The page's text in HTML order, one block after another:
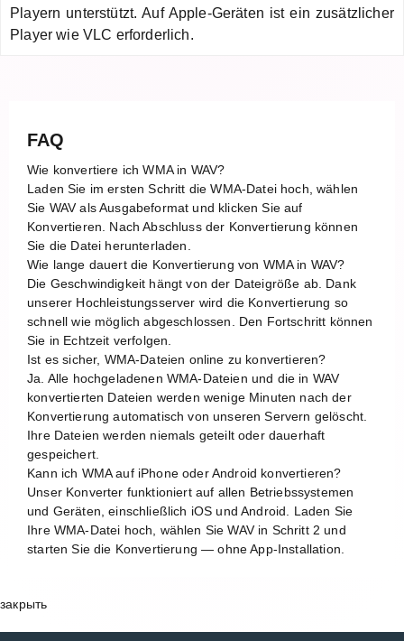
Playern unterstützt. Auf Apple-Geräten ist ein zusätzlicher
Player wie VLC erforderlich.
FAQ
Wie konvertiere ich WMA in WAV?
Laden Sie im ersten Schritt die WMA-Datei hoch, wählen
Sie WAV als Ausgabeformat und klicken Sie auf
Konvertieren. Nach Abschluss der Konvertierung können
Sie die Datei herunterladen.
Wie lange dauert die Konvertierung von WMA in WAV?
Die Geschwindigkeit hängt von der Dateigröße ab. Dank
unserer Hochleistungsserver wird die Konvertierung so
schnell wie möglich abgeschlossen. Den Fortschritt können
Sie in Echtzeit verfolgen.
Ist es sicher, WMA-Dateien online zu konvertieren?
Ja. Alle hochgeladenen WMA-Dateien und die in WAV
konvertierten Dateien werden wenige Minuten nach der
Konvertierung automatisch von unseren Servern gelöscht.
Ihre Dateien werden niemals geteilt oder dauerhaft
gespeichert.
Kann ich WMA auf iPhone oder Android konvertieren?
Unser Konverter funktioniert auf allen Betriebssystemen
und Geräten, einschließlich iOS und Android. Laden Sie
Ihre WMA-Datei hoch, wählen Sie WAV in Schritt 2 und
starten Sie die Konvertierung — ohne App-Installation.
закрыть